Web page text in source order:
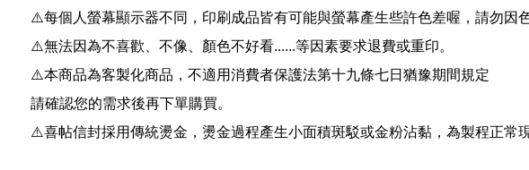
⚠️每個人螢幕顯示器不同，印刷成品皆有可能與螢幕產生些許色差喔，請勿因
⚠️無法因為不喜歡、不像、顏色不好看......等因素要求退費或重印。
⚠️本商品為客製化商品，不適用消費者保護法第十九條七日猶豫期間規定
請確認您的需求後再下單購買。
⚠️喜帖信封採用傳統燙金，燙金過程產生小面積斑駁或金粉沾黏，為製程正常